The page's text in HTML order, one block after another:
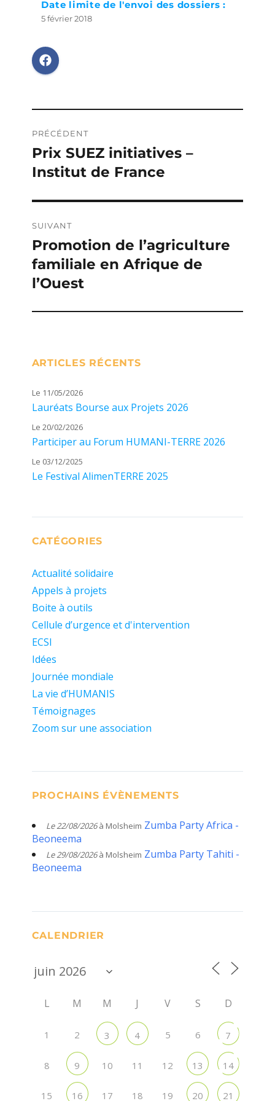
Date limite de l'envoi des dossiers :
5 février 2018
de
l’article
PRÉCÉDENT
Publication
précédente :
Prix SUEZ initiatives –
Institut de France
SUIVANT
Publication
suivante :
Promotion de l’agriculture
familiale en Afrique de
l’Ouest
ARTICLES RÉCENTS
Le 11/05/2026
Lauréats Bourse aux Projets 2026
Le 20/02/2026
Participer au Forum HUMANI-TERRE 2026
Le 03/12/2025
Le Festival AlimenTERRE 2025
CATÉGORIES
Actualité solidaire
Appels à projets
Boite à outils
Cellule d’urgence et d'intervention
ECSI
Idées
Journée mondiale
La vie d’HUMANIS
Témoignages
Zoom sur une association
PROCHAINS ÉVÈNEMENTS
Le 22/08/2026à Molsheim Zumba Party Africa -
Beoneema
Le 29/08/2026à Molsheim Zumba Party Tahiti -
Beoneema
CALENDRIER
L M M J V S D
1 2 3 4 5 6 7
8 9 10 11 12 13 14
15 16 17 18 19 20 21